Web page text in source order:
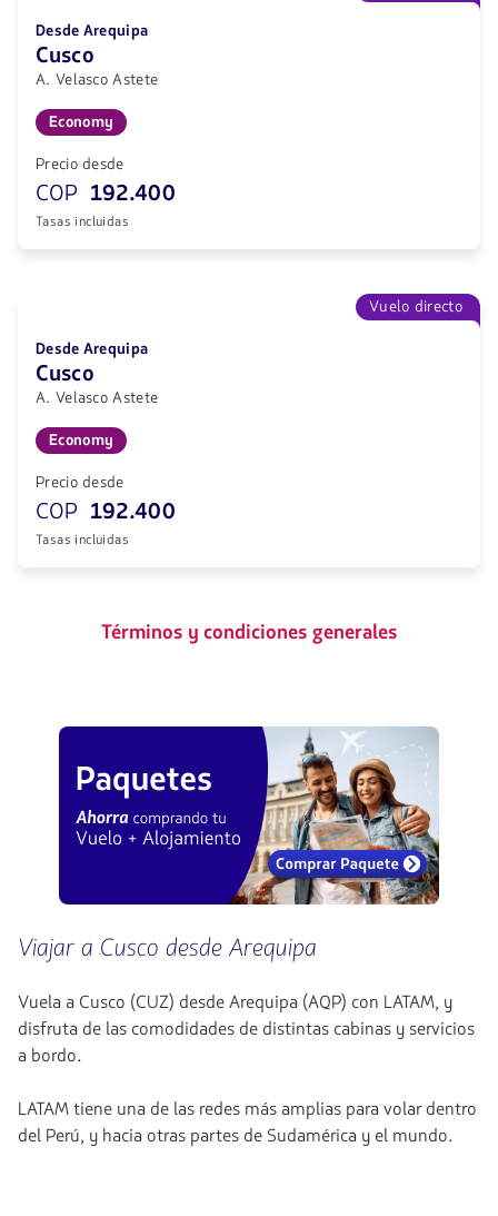
Desde Arequipa
Cusco
A. Velasco Astete
Economy
Precio desde
COP 192.400
Tasas incluidas
Vuelo directo
Desde Arequipa
Cusco
A. Velasco Astete
Economy
Precio desde
COP 192.400
Tasas incluidas
Términos y condiciones generales
Viajar a Cusco desde Arequipa
Vuela a Cusco (CUZ) desde Arequipa (AQP) con LATAM, y
disfruta de las comodidades de distintas cabinas y servicios
a bordo.
LATAM tiene una de las redes más amplias para volar dentro
del Perú, y hacia otras partes de Sudamérica y el mundo.